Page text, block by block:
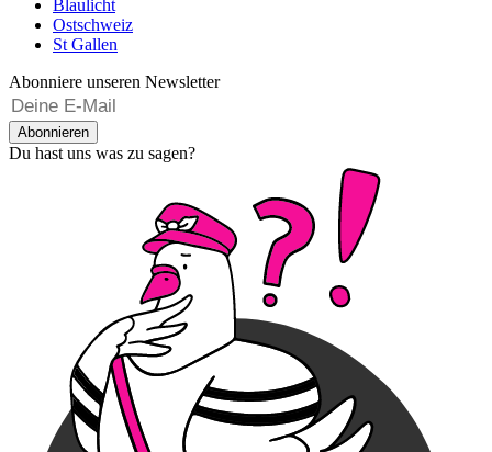
Blaulicht
Ostschweiz
St Gallen
Abonniere unseren Newsletter
Abonnieren
Du hast uns was zu sagen?